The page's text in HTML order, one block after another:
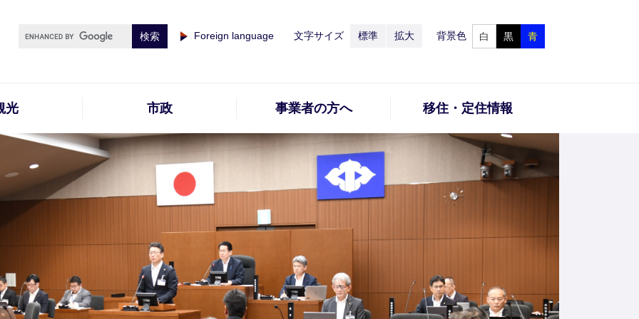
Foreign language 文字サイズ 標準 拡大 背景色 白 黒 青
光 市政 事業者の方へ 移住・定住情報